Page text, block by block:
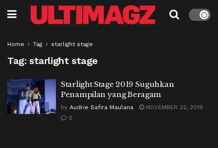
Home Tag starlight stage
Tag: starlight stage
Starlight Stage 2019 Suguhkan
Penampilan yang Beragam
by Audrie Safira Maulana
NOVEMBER 22, 2019
0